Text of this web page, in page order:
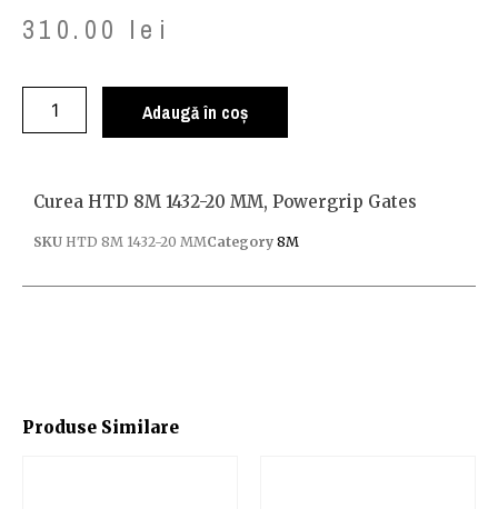
310.00 lei
Adaugă în coș
Produse Similare
Curea HTD 8M 1432-20 MM, Powergrip Gates
SKU HTD 8M 1432-20 MMCategory 8M